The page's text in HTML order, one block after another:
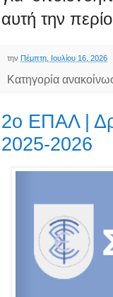
αυτή την
την Πέμπτη, Ιουλίου 16, 2026
Κατηγορία
2ο ΕΠΑΛ |
2025-2026